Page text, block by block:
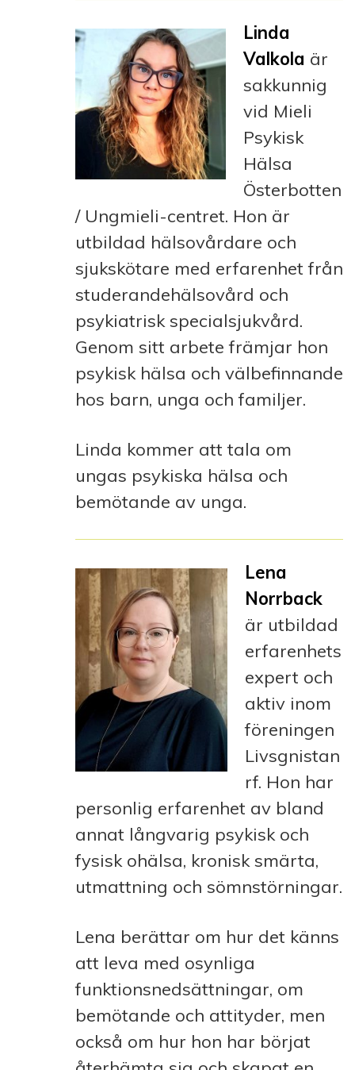
Linda
Valkola är
sakkunnig
vid Mieli
Psykisk
Hälsa
Österbotten
/ Ungmieli-centret. Hon är
utbildad hälsovårdare och
sjukskötare med erfarenhet från
studerandehälsovård och
psykiatrisk specialsjukvård.
Genom sitt arbete främjar hon
psykisk hälsa och välbefinnande
hos barn, unga och familjer.
Linda kommer att tala om
ungas psykiska hälsa och
bemötande av unga.
Lena
Norrback
är utbildad
erfarenhets
expert och
aktiv inom
föreningen
Livsgnistan
rf. Hon har
personlig erfarenhet av bland
annat långvarig psykisk och
fysisk ohälsa, kronisk smärta,
utmattning och sömnstörningar.
Lena berättar om hur det känns
att leva med osynliga
funktionsnedsättningar, om
bemötande och attityder, men
också om hur hon har börjat